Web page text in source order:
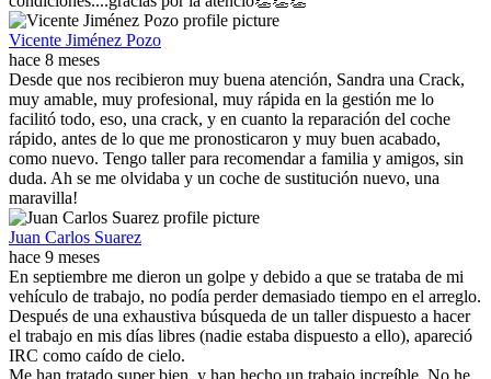
Vicente Jiménez Pozo
hace 8 meses
Desde que nos recibieron muy buena atención, Sandra una Crack,
muy amable, muy profesional, muy rápida en la gestión me lo
facilitó todo, eso, una crack, y en cuanto la reparación del coche
rápido, antes de lo que me pronosticaron y muy buen acabado,
como nuevo. Tengo taller para recomendar a familia y amigos, sin
duda. Ah se me olvidaba y un coche de sustitución nuevo, una
maravilla!
Juan Carlos Suarez
hace 9 meses
En septiembre me dieron un golpe y debido a que se trataba de mi
vehículo de trabajo, no podía perder demasiado tiempo en el arreglo.
Después de una exhaustiva búsqueda de un taller dispuesto a hacer
el trabajo en mis días libres (nadie estaba dispuesto a ello), apareció
IRC como caído de cielo.